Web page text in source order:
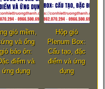
gió mềm,
và ống
gió bảo ôn:
điểm và
ứng dụng
Hộp gió
Plenum Box:
Cấu tạo, đặc
điểm và ứng
dụng